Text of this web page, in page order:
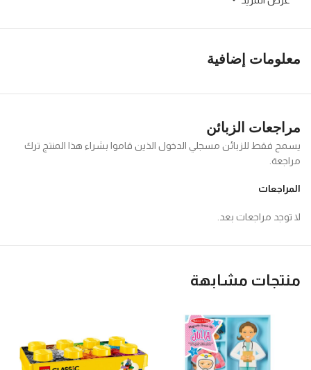
معلومات إضافية
مراجعات الزبائن
المراجعات
لا توجد مراجعات بعد.
يسمح فقط للزبائن مسجلي الدخول الذين قاموا بشراء هذا المنتج ترك
مراجعة.
منتجات مشابهة